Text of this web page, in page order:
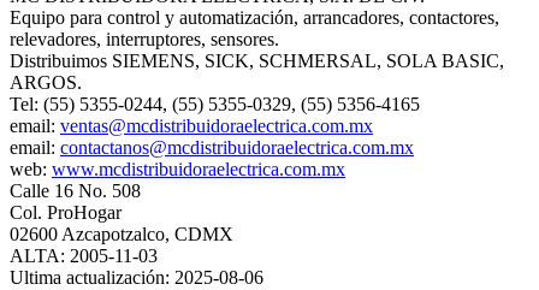
Equipo para control y automatización, arrancadores, contactores,
relevadores, interruptores, sensores.
Distribuimos SIEMENS, SICK, SCHMERSAL, SOLA BASIC,
ARGOS.
Tel: (55) 5355-0244, (55) 5355-0329, (55) 5356-4165
email: ventas@mcdistribuidoraelectrica.com.mx
email: contactanos@mcdistribuidoraelectrica.com.mx
web: www.mcdistribuidoraelectrica.com.mx
Calle 16 No. 508
Col. ProHogar
02600 Azcapotzalco, CDMX
ALTA: 2005-11-03
Ultima actualización: 2025-08-06